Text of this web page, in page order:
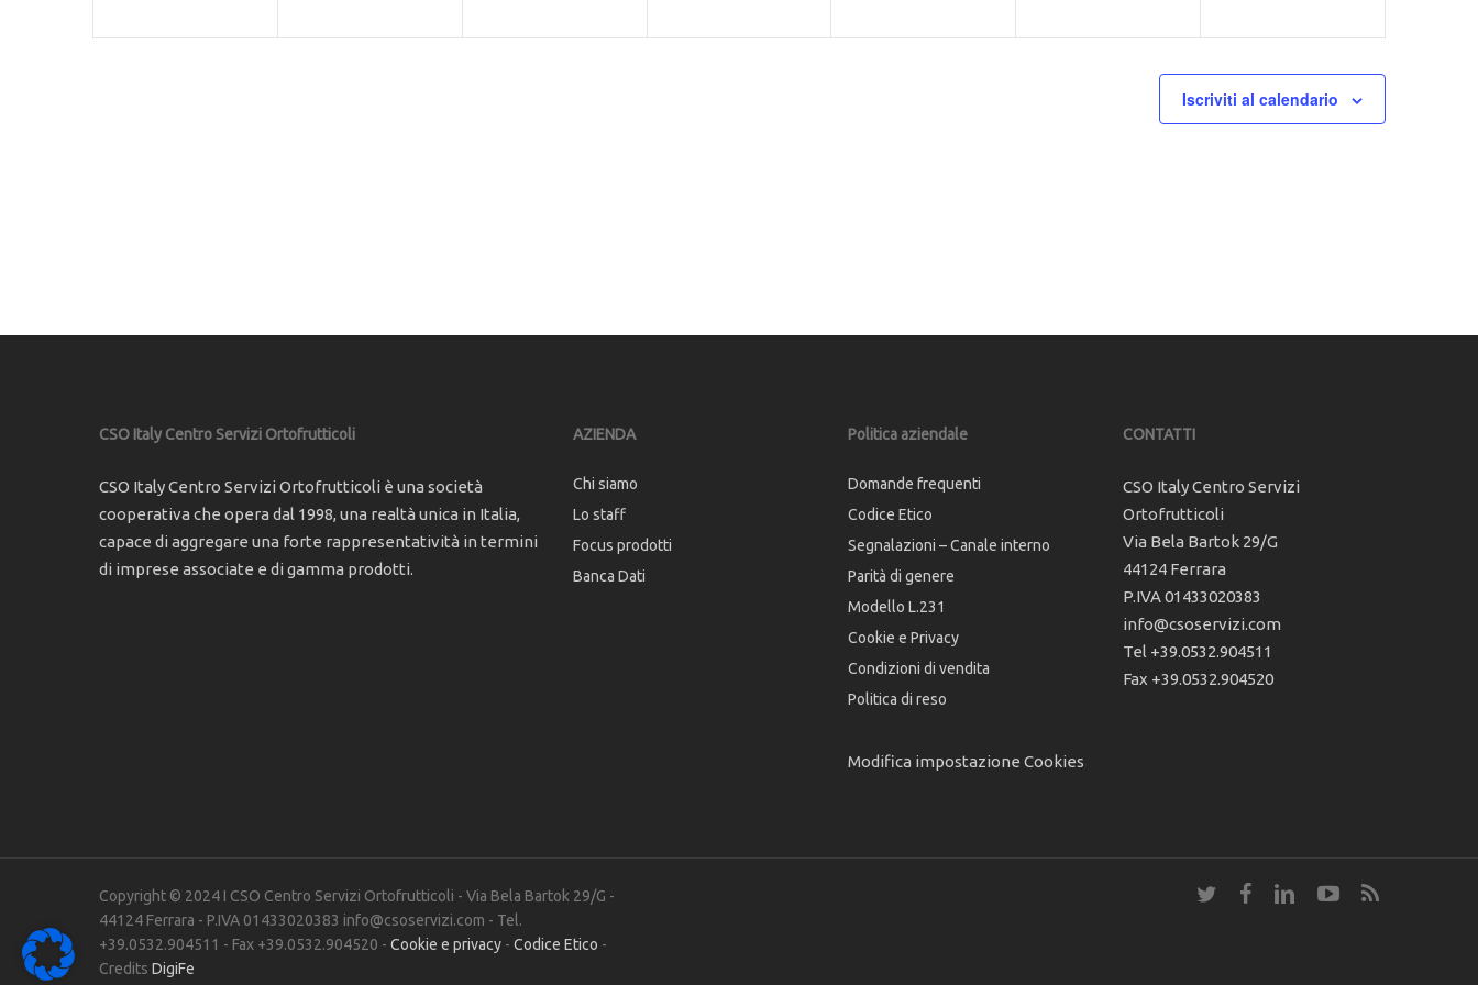
Iscriviti al calendario
CSO Italy Centro Servizi Ortofrutticoli
CSO Italy Centro Servizi Ortofrutticoli è una società
cooperativa che opera dal 1998, una realtà unica in Italia,
capace di aggregare una forte rappresentatività in termini
di imprese associate e di gamma prodotti.
AZIENDA
Chi siamo
Lo staff
Focus prodotti
Banca Dati
Politica aziendale
Domande frequenti
Codice Etico
Segnalazioni – Canale interno
Parità di genere
Modello L.231
Cookie e Privacy
Condizioni di vendita
Politica di reso
Modifica impostazione Cookies
CONTATTI
CSO Italy Centro Servizi
Ortofrutticoli
Via Bela Bartok 29/G
44124 Ferrara
P.IVA 01433020383
info@csoservizi.com
Tel +39.0532.904511
Fax +39.0532.904520
Copyright © 2024 I CSO Centro Servizi Ortofrutticoli - Via Bela Bartok 29/G -
44124 Ferrara - P.IVA 01433020383 info@csoservizi.com - Tel.
+39.0532.904511 - Fax +39.0532.904520 - Cookie e privacy - Codice Etico -
Credits DigiFe
twitterfacebooklinkedinyoutube
RSS